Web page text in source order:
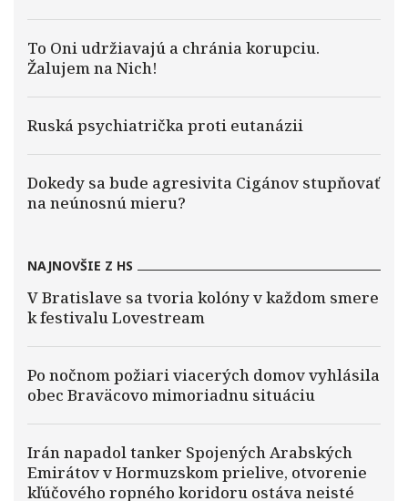
To Oni udržiavajú a chránia korupciu.
Žalujem na Nich!
Ruská psychiatrička proti eutanázii
Dokedy sa bude agresivita Cigánov stupňovať
na neúnosnú mieru?
NAJNOVŠIE Z HS
V Bratislave sa tvoria kolóny v každom smere
k festivalu Lovestream
Po nočnom požiari viacerých domov vyhlásila
obec Braväcovo mimoriadnu situáciu
Irán napadol tanker Spojených Arabských
Emirátov v Hormuzskom prielive, otvorenie
kľúčového ropného koridoru ostáva neisté